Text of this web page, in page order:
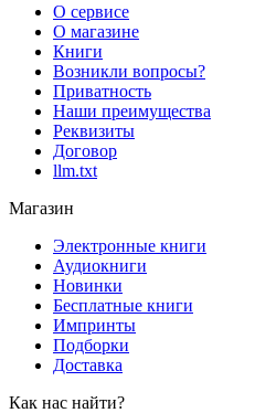
О сервисе
О магазине
Книги
Возникли вопросы?
Приватность
Наши преимущества
Реквизиты
Договор
llm.txt
Магазин
Электронные книги
Аудиокниги
Новинки
Бесплатные книги
Импринты
Подборки
Доставка
Как нас найти?